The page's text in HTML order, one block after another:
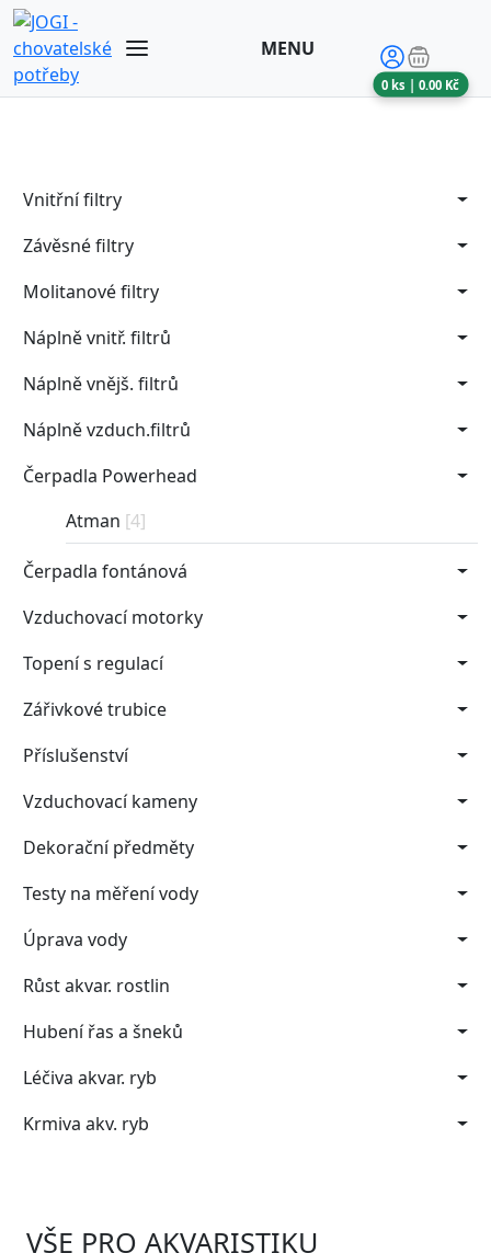
MENU
0 ks |0.00 Kč
Vnitřní filtry
Závěsné filtry
Molitanové filtry
Náplně vnitř. filtrů
Náplně vnějš. filtrů
Náplně vzduch.filtrů
Čerpadla Powerhead
Atman [4]
Čerpadla fontánová
Vzduchovací motorky
Topení s regulací
Zářivkové trubice
Příslušenství
Vzduchovací kameny
Dekorační předměty
Testy na měření vody
Úprava vody
Růst akvar. rostlin
Hubení řas a šneků
Léčiva akvar. ryb
Krmiva akv. ryb
VŠE PRO AKVARISTIKU